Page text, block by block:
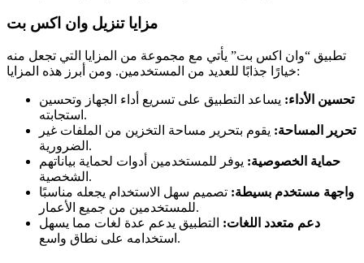
مزايا تنزيل وان اكس بت
تطبيق “وان اكس بت” يأتي مع مجموعة من المزايا التي تجعل منه
خيارًا جذابًا للعديد من المستخدمين. ومن أبرز هذه المزايا:
تحسين الأداء: يساعد التطبيق على تسريع أداء الجهاز وتحسين
استجابته.
تحرير المساحة: يقوم بتحرير مساحة التخزين من الملفات غير
الضرورية.
حماية الخصوصية: يوفر للمستخدمين أدوات لحماية بياناتهم
الشخصية.
واجهة مستخدم بسيطة: تصميم سهل الاستخدام يجعله مناسبًا
للمستخدمين من جميع الأعمار.
دعم متعدد اللغات: التطبيق يدعم عدة لغات مما يسهل
استخدامه على نطاق واسع.